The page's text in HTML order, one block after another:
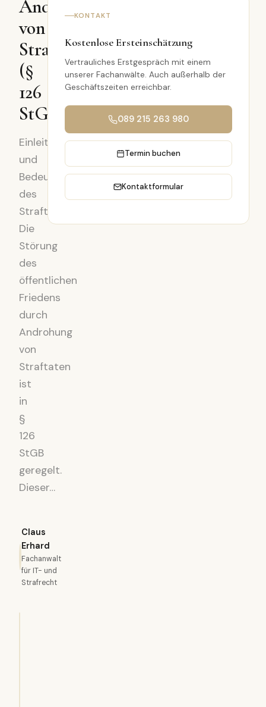
Androhung
von
Straftaten
(§
126
StGB)
Einleitung
und
Bedeutung
des
Straftatbestands
Die
Störung
des
öffentlichen
Friedens
durch
Androhung
von
Straftaten
ist
in
§
126
StGB
geregelt.
Dieser…
Claus
Erhard
Fachanwalt
für IT- und
Strafrecht
KONTAKT
Kostenlose Ersteinschätzung
Vertrauliches Erstgespräch mit einem
unserer Fachanwälte. Auch außerhalb der
Geschäftszeiten erreichbar.
089 215 263 980
Termin buchen
Kontaktformular